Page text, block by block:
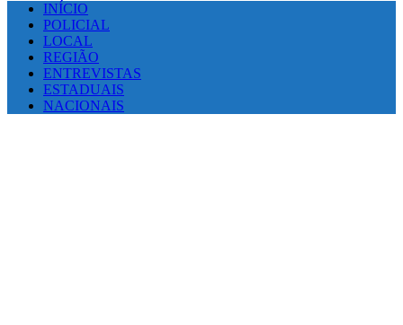
INÍCIO
POLICIAL
LOCAL
REGIÃO
ENTREVISTAS
ESTADUAIS
NACIONAIS